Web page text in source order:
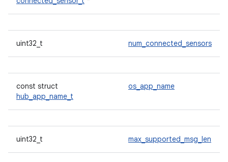
uint32_t num_connected_sensors
const struct
hub_app_name_t
os_app_name
uint32_t max_supported_msg_len